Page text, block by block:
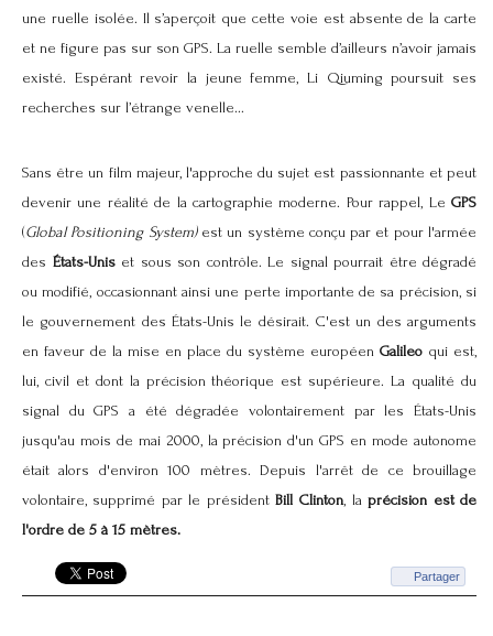
une ruelle isolée. Il s’aperçoit que cette voie est absente de la carte
et ne figure pas sur son GPS. La ruelle semble d’ailleurs n’avoir jamais
existé. Espérant revoir la jeune femme, Li Qiuming poursuit ses
recherches sur l’étrange venelle...
Sans être un film majeur, l'approche du sujet est passionnante et peut
devenir une réalité de la cartographie moderne. Pour rappel, Le GPS
(Global Positioning System) est un système conçu par et pour l'armée
des États-Uniset sous son contrôle. Le signal pourrait être dégradé
ou modifié, occasionnant ainsi une perte importante de sa précision, si
le gouvernement des États-Unis le désirait. C'est un des arguments
en faveur de la mise en place du système européen Galileo qui est,
lui, civil et dont la précision théorique est supérieure. La qualité du
signal du GPS a été dégradée volontairement par les États-Unis
jusqu'au mois de mai 2000, la précision d'un GPS en mode autonome
était alors d'environ100 mètres. Depuis l'arrêt de ce brouillage
volontaire, supprimé par le président Bill Clinton, laprécision est de
l'ordre de 5 à 15 mètres.
Partager